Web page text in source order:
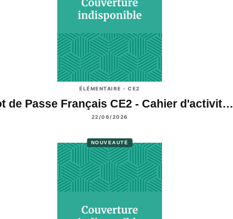
ÉLÉMENTAIRE - CE2
de Passe Français CE2 - Cahier d'activit…
22/06/2026
NOUVEAUTÉ